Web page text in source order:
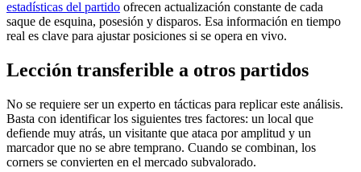
estadísticas del partido ofrecen actualización constante de cada
saque de esquina, posesión y disparos. Esa información en tiempo
real es clave para ajustar posiciones si se opera en vivo.
Lección transferible a otros partidos
No se requiere ser un experto en tácticas para replicar este análisis.
Basta con identificar los siguientes tres factores: un local que
defiende muy atrás, un visitante que ataca por amplitud y un
marcador que no se abre temprano. Cuando se combinan, los
corners se convierten en el mercado subvalorado.